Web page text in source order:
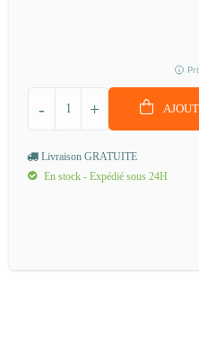
+
-
Livraison GRATUITE
En stock - Expédié sous 24H